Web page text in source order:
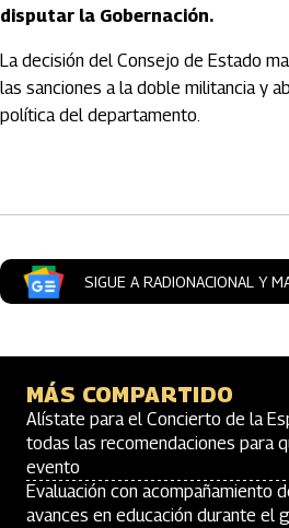
disputar la Gobernación.
La decisión del Consejo de Estado
las sanciones a la doble militancia y
política del departamento.
SIGUE A RADIONACIONAL Y
MÁS COMPARTIDO
Alístate para el Concierto de la
todas las recomendaciones para
evento
Evaluación con acompañamiento
avances en educación durante el